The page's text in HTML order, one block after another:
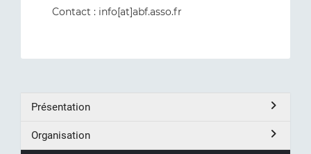
Contact : info[at]abf.asso.fr
Présentation
Organisation